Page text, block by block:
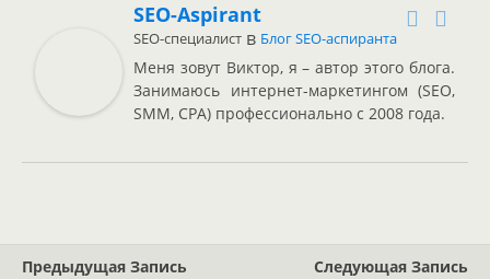
SEO-Aspirant
SEO-специалист в Блог SEO-аспиранта
Меня зовут Виктор, я – автор этого блога.
Занимаюсь интернет-маркетингом (SEO,
SMM, CPA) профессионально с 2008 года.
Предыдущая Запись
Следующая Запись